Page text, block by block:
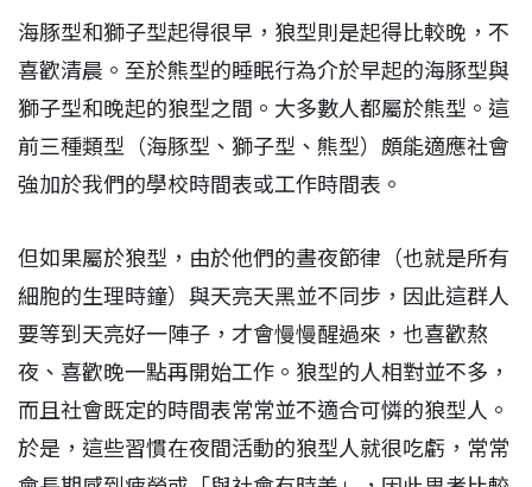
海豚型和獅子型起得很早，狼型則是起得比較晚，不
喜歡清晨。至於熊型的睡眠行為介於早起的海豚型與
獅子型和晚起的狼型之間。大多數人都屬於熊型。這
前三種類型（海豚型、獅子型、熊型）頗能適應社會
強加於我們的學校時間表或工作時間表。
但如果屬於狼型，由於他們的晝夜節律（也就是所有
細胞的生理時鐘）與天亮天黑並不同步，因此這群人
要等到天亮好一陣子，才會慢慢醒過來，也喜歡熬
夜、喜歡晚一點再開始工作。狼型的人相對並不多，
而且社會既定的時間表常常並不適合可憐的狼型人。
於是，這些習慣在夜間活動的狼型人就很吃虧，常常